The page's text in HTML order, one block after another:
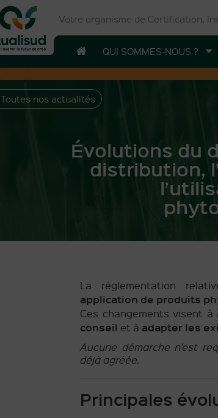
Votre organisme de Certification,
QUI SOMMES-NOUS ?
Toutes nos actualités
Évolutions du
distribution,
La réglementation
application de produits
Ces changements visent à
conseil et à adapter les
Aucune démarche n’est
déjà agréée.
Principales